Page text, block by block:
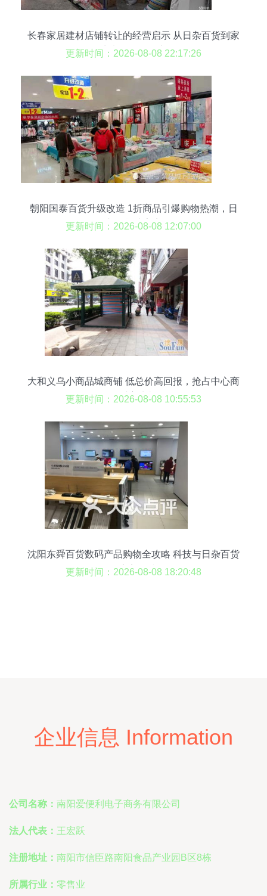
长春家居建材店铺转让的经营启示 从日杂百货到家
居生意的差异化突围
更新时间：2026-08-08 22:17:26
朝阳国泰百货升级改造 1折商品引爆购物热潮，日
杂百货成亮点
更新时间：2026-08-08 12:07:00
大和义乌小商品城商铺 低总价高回报，抢占中心商
圈财富先机
更新时间：2026-08-08 10:55:53
沈阳东舜百货数码产品购物全攻略 科技与日杂百货
的完美碰撞
更新时间：2026-08-08 18:20:48
企业信息 Information
公司名称： 南阳爱便利电子商务有限公司
法人代表： 王宏跃
注册地址： 南阳市信臣路南阳食品产业园B区8栋
所属行业： 零售业